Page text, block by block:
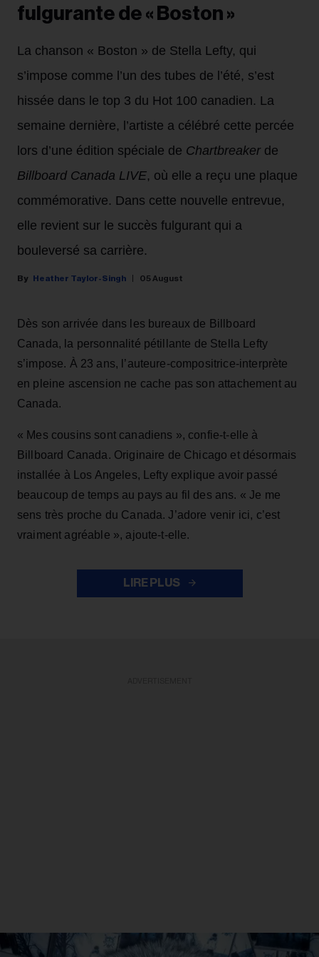
fulgurante de « Boston »
La chanson « Boston » de Stella Lefty, qui
s’impose comme l’un des tubes de l’été, s’est
hissée dans le top 3 du Hot 100 canadien. La
semaine dernière, l’artiste a célébré cette percée
lors d’une édition spéciale de Chartbreaker de
Billboard Canada LIVE, où elle a reçu une plaque
commémorative. Dans cette nouvelle entrevue,
elle revient sur le succès fulgurant qui a
bouleversé sa carrière.
Heather Taylor-Singh 05 August
Dès son arrivée dans les bureaux de Billboard
Canada, la personnalité pétillante de Stella Lefty
s’impose. À 23 ans, l’auteure-compositrice-interprète
en pleine ascension ne cache pas son attachement au
Canada.
« Mes cousins sont canadiens », confie-t-elle à
Billboard Canada. Originaire de Chicago et désormais
installée à Los Angeles, Lefty explique avoir passé
beaucoup de temps au pays au fil des ans. « Je me
sens très proche du Canada. J’adore venir ici, c’est
vraiment agréable », ajoute-t-elle.
LIRE PLUS